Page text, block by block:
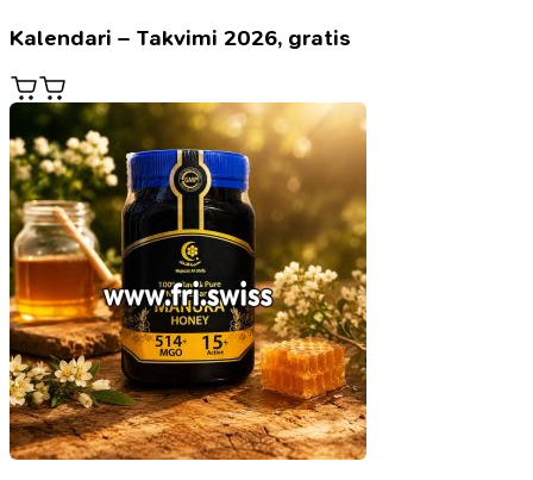
Kalendari – Takvimi 2026, gratis